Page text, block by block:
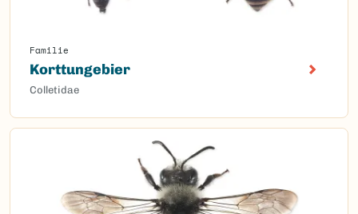
Familie
Korttungebier
Colletidae